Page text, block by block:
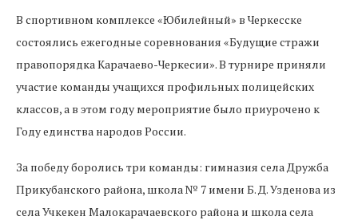
В спортивном комплексе «Юбилейный» в Черкесске
состоялись ежегодные соревнования «Будущие стражи
правопорядка Карачаево-Черкесии». В турнире приняли
участие команды учащихся профильных полицейских
классов, а в этом году мероприятие было приурочено к
Году единства народов России.
За победу боролись три команды: гимназия села Дружба
Прикубанского района, школа № 7 имени Б. Д. Узденова из
села Учкекен Малокарачаевского района и школа села